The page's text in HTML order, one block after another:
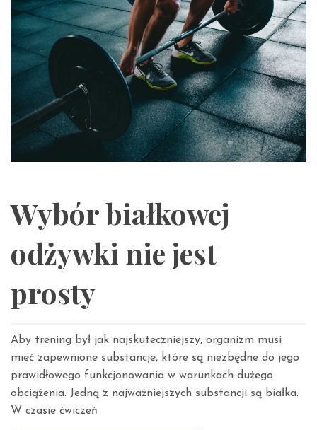
Wybór białkowej
odżywki nie jest
prosty
Aby trening był jak najskuteczniejszy, organizm musi
mieć zapewnione substancje, które są niezbędne do jego
prawidłowego funkcjonowania w warunkach dużego
obciążenia. Jedną z najważniejszych substancji są białka.
W czasie ćwiczeń